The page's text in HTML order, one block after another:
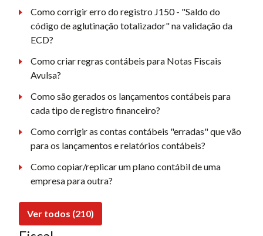
Como corrigir erro do registro J150 - "Saldo do
código de aglutinação totalizador" na validação da
ECD?
Como criar regras contábeis para Notas Fiscais
Avulsa?
Como são gerados os lançamentos contábeis para
cada tipo de registro financeiro?
Como corrigir as contas contábeis "erradas" que vão
para os lançamentos e relatórios contábeis?
Como copiar/replicar um plano contábil de uma
empresa para outra?
Ver todos (210)